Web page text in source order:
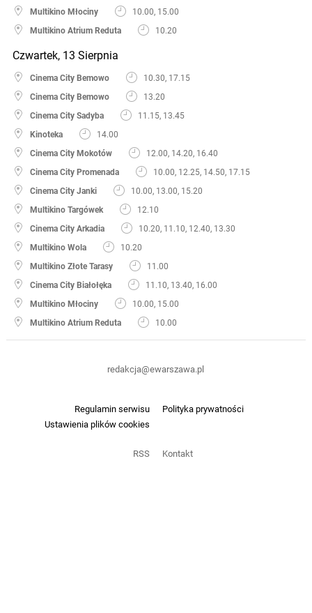
Multikino Młociny
10.00, 15.00
Multikino Atrium Reduta
10.20
Czwartek, 13 Sierpnia
Cinema City Bemowo
10.30, 17.15
Cinema City Bemowo
13.20
Cinema City Sadyba
11.15, 13.45
Kinoteka
14.00
Cinema City Mokotów
12.00, 14.20, 16.40
Cinema City Promenada
10.00, 12.25, 14.50, 17.15
Cinema City Janki
10.00, 13.00, 15.20
Multikino Targówek
12.10
Cinema City Arkadia
10.20, 11.10, 12.40, 13.30
Multikino Wola
10.20
Multikino Złote Tarasy
11.00
Cinema City Białołęka
11.10, 13.40, 16.00
Multikino Młociny
10.00, 15.00
Multikino Atrium Reduta
10.00
Regulamin serwisu
Polityka prywatności
Ustawienia plików cookies
RSS Kontakt
redakcja@ewarszawa.pl